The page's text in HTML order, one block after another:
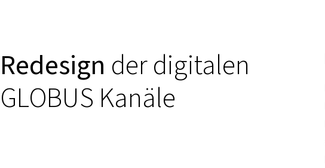
Redesign der digitalen
GLOBUS Kanäle